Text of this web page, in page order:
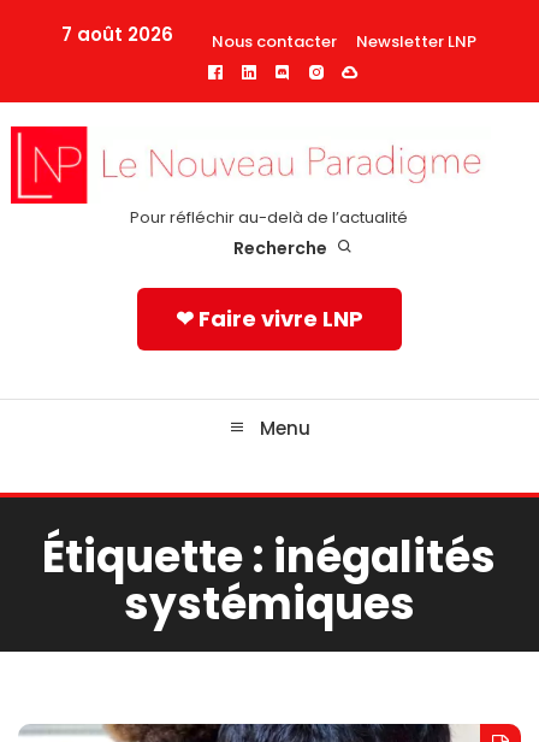
7 août 2026 Nous contacter Newsletter LNP
Pour réfléchir au-delà de l’actualité
Recherche
❤ Faire vivre LNP
Menu
Étiquette : inégalités
systémiques